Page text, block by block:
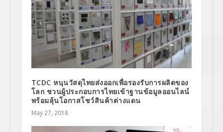
TCDC หนุนวัสดุไทยส่งออกเพื่อรองรับการผลิตของ
โลก ชวนผู้ประกอบการไทยเข้าฐานข้อมูลออนไลน์
พร้อมลุ้นโอกาสโชว์สินค้าต่างแดน
May 27, 2018